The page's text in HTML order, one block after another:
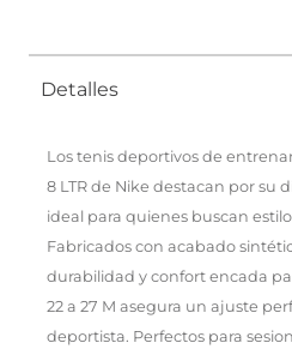
Detalles
Los tenis deportivos de
8 LTR de Nike destacan por su
ideal para quienes buscan
Fabricados con acabado
durabilidad y confort encada
22 a 27 M asegura un ajuste
deportista. Perfectos para